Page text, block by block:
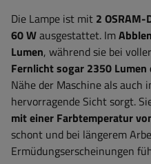
Die Lampe ist mit 2 OSRAM-
60Wausgestattet. Im
Lumen, während sie bei
Fernlicht sogar 2350 Lumen
Nähe der Maschine als auch
hervorragende Sicht sorgt.
mit einer Farbtemperatur
schont und bei längerem
Ermüdungserscheinungen